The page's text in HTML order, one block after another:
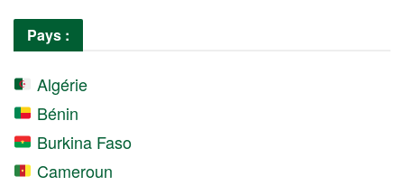
Pays :
Algérie
Bénin
Burkina Faso
Cameroun